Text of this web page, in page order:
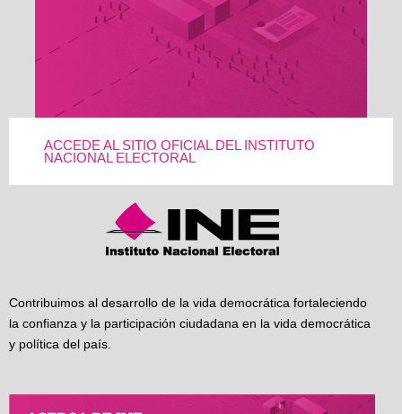
ACCEDE AL SITIO OFICIAL DEL INSTITUTO
NACIONAL ELECTORAL
Contribuimos al desarrollo de la vida democrática fortaleciendo
la confianza y la participación ciudadana en la vida democrática
y política del país.